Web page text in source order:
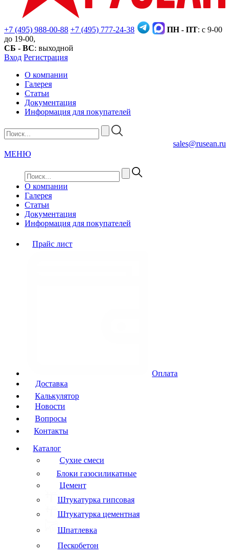
+7 (495) 988-00-88 +7 (495) 777-24-38 ПН - ПТ: с 9-00
до 19-00,
СБ - ВС: выходной
Вход Регистрация
О компании
Галерея
Статьи
Документация
Информация для покупателей
sales@rusean.ru
МЕНЮ
О компании
Галерея
Статьи
Документация
Информация для покупателей
Прайс лист
Оплата
Доставка
Калькулятор
Новости
Вопросы
Контакты
Каталог
Сухие смеси
Блоки газосиликатные
Цемент
Штукатурка гипсовая
Штукатурка цементная
Шпатлевка
Пескобетон